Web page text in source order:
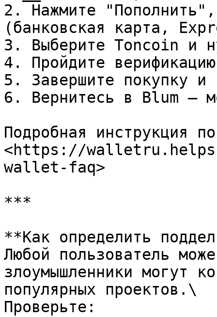
2. Нажмите
(банковская карта,
3. Выберите Toncoin и
4. Пройдите
5. Завершите покупку и
6. Вернитесь в Blum —
Подробная инструкция
<https://
wallet-faq>
***
**Как определить
Любой пользователь
злоумышленники могут
популярных проектов.\
Проверьте: